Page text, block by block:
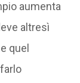
aumenta
altresì
quel